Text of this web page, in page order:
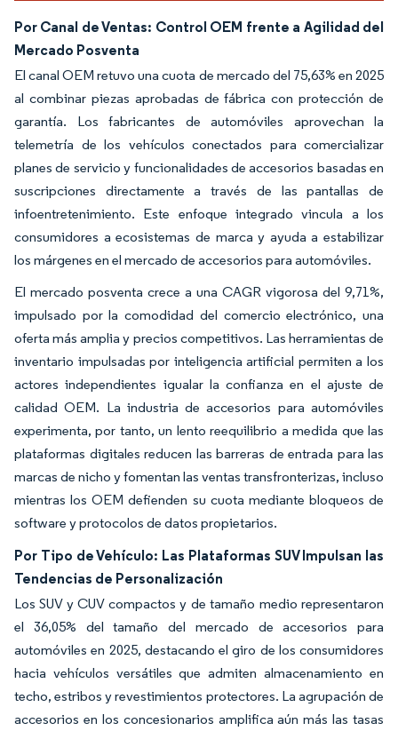
Por Canal de Ventas: Control OEM frente a Agilidad del
Mercado Posventa
El canal OEM retuvo una cuota de mercado del 75,63% en 2025
al combinar piezas aprobadas de fábrica con protección de
garantía. Los fabricantes de automóviles aprovechan la
telemetría de los vehículos conectados para comercializar
planes de servicio y funcionalidades de accesorios basadas en
suscripciones directamente a través de las pantallas de
infoentretenimiento. Este enfoque integrado vincula a los
consumidores a ecosistemas de marca y ayuda a estabilizar
los márgenes en el mercado de accesorios para automóviles.
El mercado posventa crece a una CAGR vigorosa del 9,71%,
impulsado por la comodidad del comercio electrónico, una
oferta más amplia y precios competitivos. Las herramientas de
inventario impulsadas por inteligencia artificial permiten a los
actores independientes igualar la confianza en el ajuste de
calidad OEM. La industria de accesorios para automóviles
experimenta, por tanto, un lento reequilibrio a medida que las
plataformas digitales reducen las barreras de entrada para las
marcas de nicho y fomentan las ventas transfronterizas, incluso
mientras los OEM defienden su cuota mediante bloqueos de
software y protocolos de datos propietarios.
Por Tipo de Vehículo: Las Plataformas SUV Impulsan las
Tendencias de Personalización
Los SUV y CUV compactos y de tamaño medio representaron
el 36,05% del tamaño del mercado de accesorios para
automóviles en 2025, destacando el giro de los consumidores
hacia vehículos versátiles que admiten almacenamiento en
techo, estribos y revestimientos protectores. La agrupación de
accesorios en los concesionarios amplifica aún más las tasas